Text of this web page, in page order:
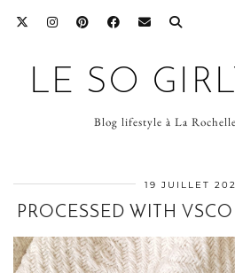
LE SO
Blog lifestyle à La
19 JUILLET
PROCESSED WITH VSCO